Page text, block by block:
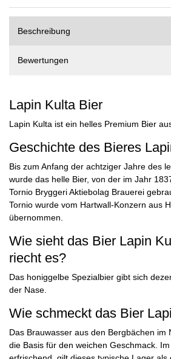
Beschreibung
Bewertungen
Lapin Kulta Bier
Lapin Kulta ist ein helles Premium Bier
Geschichte des Bieres
Bis zum Anfang der achtziger Jahre des
wurde das helle Bier, von der im Jahr
Tornio Bryggeri Aktiebolag Brauerei
Tornio wurde vom Hartwall-Konzern aus
übernommen.
Wie sieht das Bier Lapin
riecht es?
Das honiggelbe Spezialbier gibt sich
der Nase.
Wie schmeckt das Bier
Das Brauwasser aus den Bergbächen im
die Basis für den weichen Geschmack.